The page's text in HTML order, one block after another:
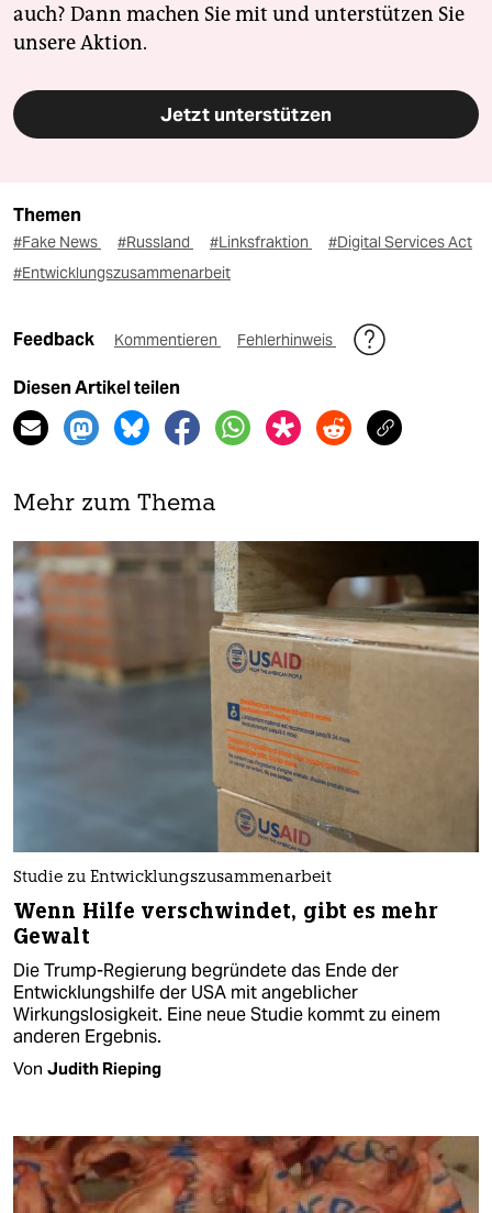
auch? Dann machen Sie mit und unterstützen Sie
unsere Aktion.
Jetzt unterstützen
Themen
#Fake News #Russland #Linksfraktion
#Digital Services Act
#Entwicklungszusammenarbeit
Feedback Kommentieren Fehlerhinweis
Diesen Artikel teilen
Mehr zum Thema
Studie zu Entwicklungszusammenarbeit
Wenn Hilfe verschwindet, gibt es mehr
Gewalt
Die Trump-Regierung begründete das Ende der
Entwicklungshilfe der USA mit angeblicher
Wirkungslosigkeit. Eine neue Studie kommt zu einem
anderen Ergebnis.
Von Judith Rieping